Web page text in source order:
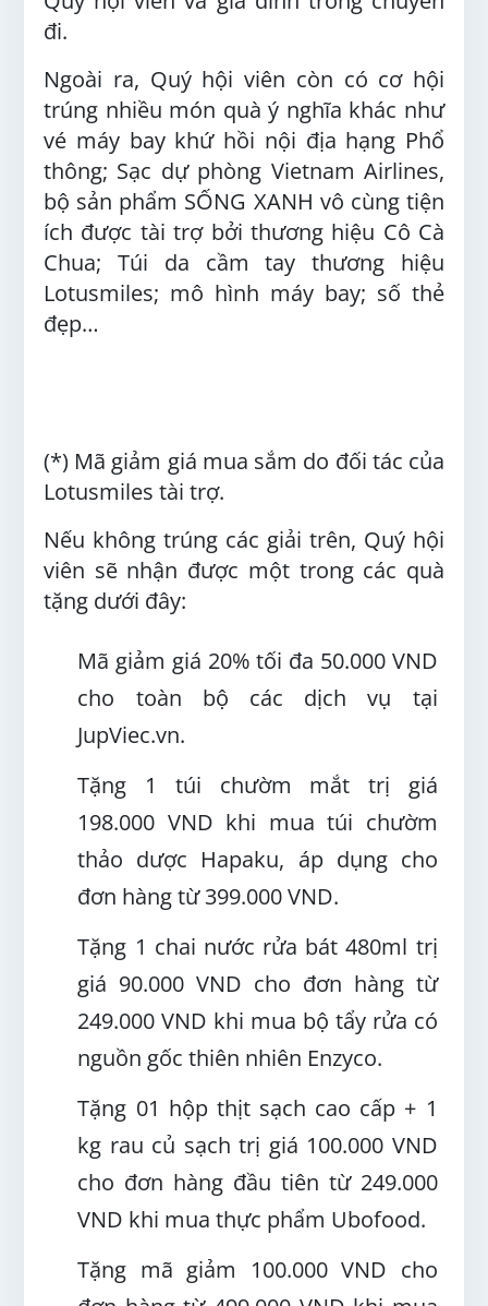
đi.
Ngoài ra, Quý hội viên còn có cơ hội
trúng nhiều món quà ý nghĩa khác như
vé máy bay khứ hồi nội địa hạng Phổ
thông; Sạc dự phòng Vietnam Airlines,
bộ sản phẩm SỐNG XANH vô cùng tiện
ích được tài trợ bởi thương hiệu Cô Cà
Chua; Túi da cầm tay thương hiệu
Lotusmiles; mô hình máy bay; số thẻ
đẹp…
(*) Mã giảm giá mua sắm do đối tác của
Lotusmiles tài trợ.
Nếu không trúng các giải trên, Quý hội
viên sẽ nhận được một trong các quà
tặng dưới đây:
Mã giảm giá 20% tối đa 50.000 VND
cho toàn bộ các dịch vụ tại
JupViec.vn.
Tặng 1 túi chườm mắt trị giá
198.000 VND khi mua túi chườm
thảo dược Hapaku, áp dụng cho
đơn hàng từ 399.000 VND.
Tặng 1 chai nước rửa bát 480ml trị
giá 90.000 VND cho đơn hàng từ
249.000 VND khi mua bộ tẩy rửa có
nguồn gốc thiên nhiên Enzyco.
Tặng 01 hộp thịt sạch cao cấp + 1
kg rau củ sạch trị giá 100.000 VND
cho đơn hàng đầu tiên từ 249.000
VND khi mua thực phẩm Ubofood.
Tặng mã giảm 100.000 VND cho